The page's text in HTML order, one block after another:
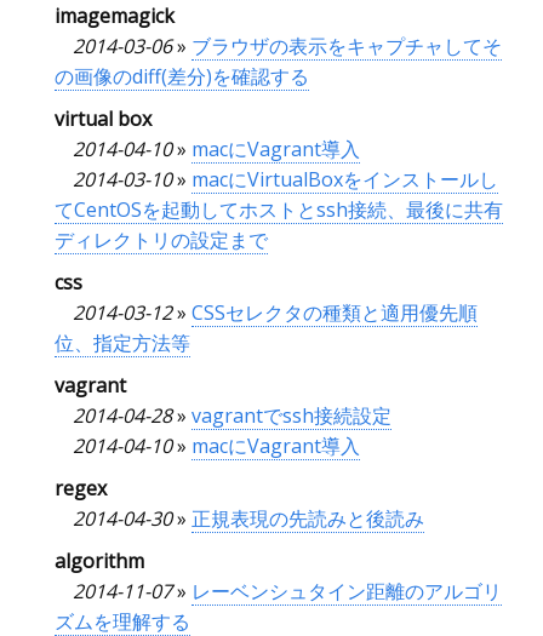
imagemagick
2014-03-06» ブラウザの表示をキャプチャしてそ
の画像のdiff(差分)を確認する
virtual box
2014-04-10» macにVagrant導入
2014-03-10» macにVirtualBoxをインストールし
てCentOSを起動してホストとssh接続、最後に共有
ディレクトリの設定まで
css
2014-03-12» CSSセレクタの種類と適用優先順
位、指定方法等
vagrant
2014-04-28» vagrantでssh接続設定
2014-04-10» macにVagrant導入
regex
2014-04-30» 正規表現の先読みと後読み
algorithm
2014-11-07» レーベンシュタイン距離のアルゴリ
ズムを理解する